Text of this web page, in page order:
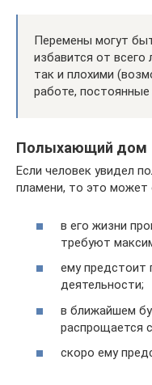
Перемены могут
избавится от
так и плохими
работе,
Полыхающий дом
Если человек увидел
пламени, то это может
в его жизни
требуют
ему предстоит
деятельности;
в ближайшем
распрощается
скоро ему